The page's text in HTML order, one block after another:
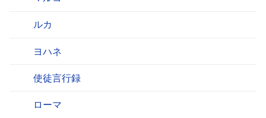
ルカ
ヨハネ
使徒言行録
ローマ